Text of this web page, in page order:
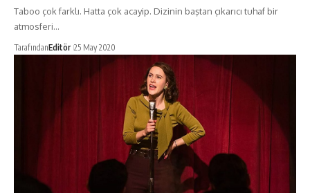
Taboo çok farklı. Hatta çok acayip. Dizinin baştan çıkarıcı tuhaf bir
atmosferi…
TarafındanEditör 25 May 2020